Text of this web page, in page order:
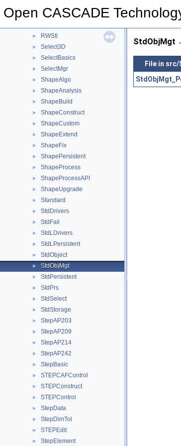
Open CASCADE
► RWObj
► RWStl
► Select3D
► SelectBasics
► SelectMgr
► ShapeAlgo
► ShapeAnalysis
► ShapeBuild
► ShapeConstruct
► ShapeCustom
► ShapeExtend
► ShapeFix
► ShapePersistent
► ShapeProcess
► ShapeProcessAPI
► ShapeUpgrade
► Standard
► StdDrivers
► StdFail
► StdLDrivers
► StdLPersistent
► StdObject
► StdObjMgt
► StdPersistent
► StdPrs
► StdSelect
► StdStorage
► StepAP203
► StepAP209
► StepAP214
► StepAP242
► StepBasic
► STEPCAFControl
► STEPConstruct
► STEPControl
► StepData
► StepDimTol
► STEPEdit
► StepElement
StdObjMgt
File in